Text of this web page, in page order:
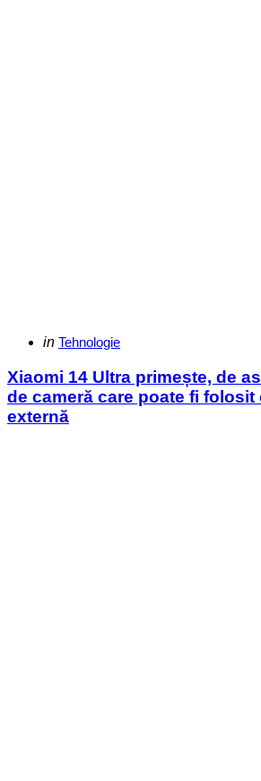
Categories
Posted
in Tehnologie
Xiaomi 14 Ultra primește, de
de cameră care poate fi folosit
externă